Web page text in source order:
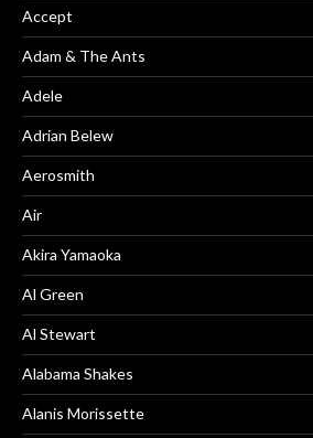
Accept
Adam & The Ants
Adele
Adrian Belew
Aerosmith
Air
Akira Yamaoka
Al Green
Al Stewart
Alabama Shakes
Alanis Morissette